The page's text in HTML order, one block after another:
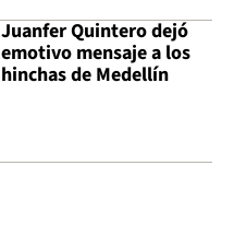
Juanfer Quintero dejó
emotivo mensaje a los
hinchas de Medellín